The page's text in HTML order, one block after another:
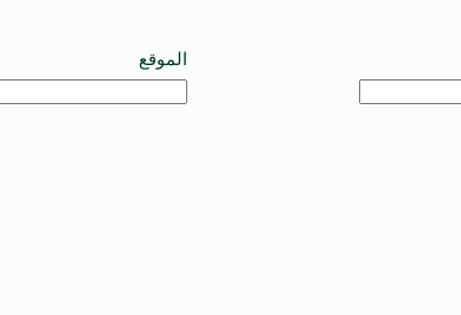
الموقع